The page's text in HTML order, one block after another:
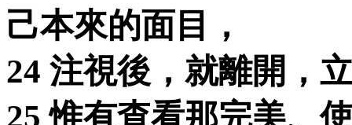
己本來的面目，
24 注視後，就離開，
25 惟有查看那完美、